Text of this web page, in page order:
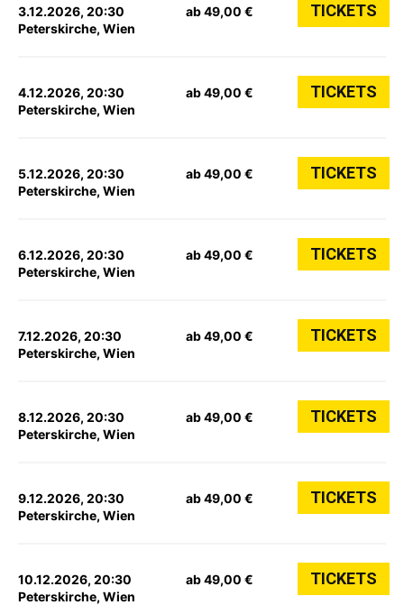
3.12.2026, 20:30
Peterskirche, Wien
ab 49,00 € TICKETS
4.12.2026, 20:30
Peterskirche, Wien
ab 49,00 € TICKETS
5.12.2026, 20:30
Peterskirche, Wien
ab 49,00 € TICKETS
6.12.2026, 20:30
Peterskirche, Wien
ab 49,00 € TICKETS
7.12.2026, 20:30
Peterskirche, Wien
ab 49,00 € TICKETS
8.12.2026, 20:30
Peterskirche, Wien
ab 49,00 € TICKETS
9.12.2026, 20:30
Peterskirche, Wien
ab 49,00 € TICKETS
10.12.2026, 20:30
Peterskirche, Wien
ab 49,00 € TICKETS